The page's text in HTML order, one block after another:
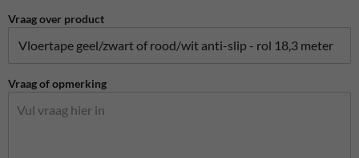
Vraag over product
Vraag of opmerking